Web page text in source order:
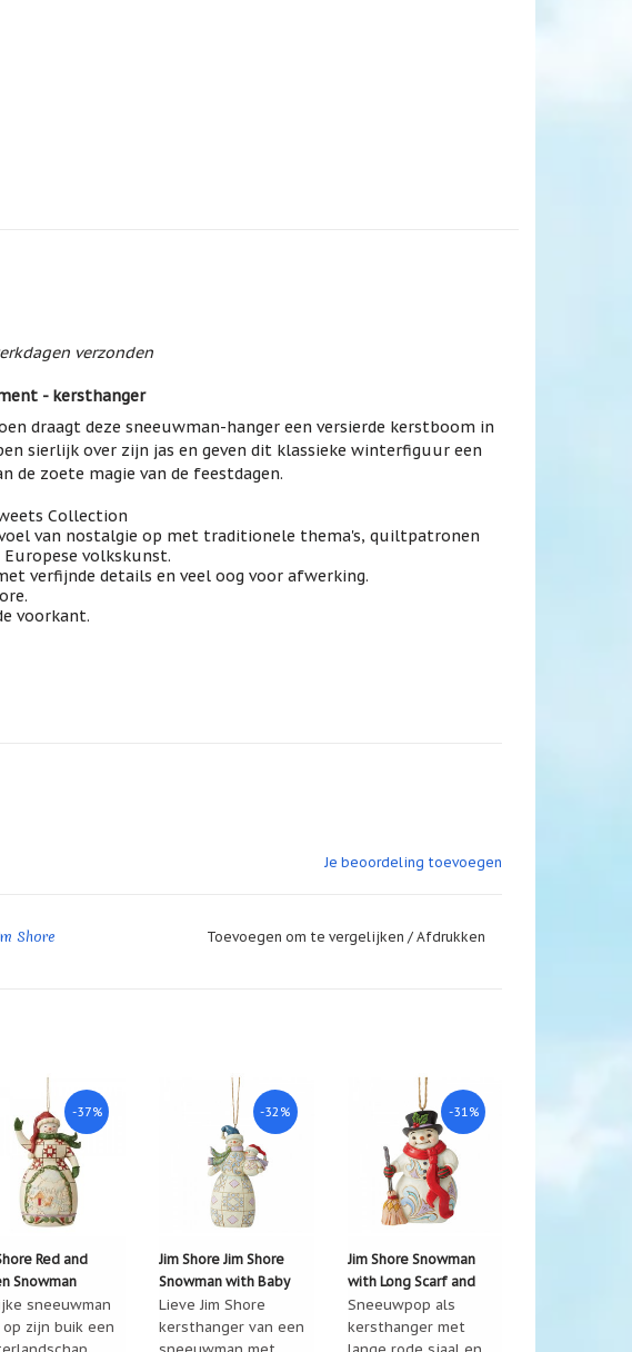
verzonden
- kersthanger
draagt deze sneeuwman-hanger een versierde kerstboom in
sierlijk over zijn jas en geven dit klassieke winterfiguur een
zoete magie van de feestdagen.
Collection
van nostalgie op met traditionele thema's, quiltpatronen
volkskunst.
verfijnde details en veel oog voor afwerking.
voorkant.
Je beoordeling toevoegen
Shore Toevoegen om te vergelijken / Afdrukken
-37%
Red and
Snowman
Ornament
sneeuwman
zijn buik een
-32%
Jim Shore Jim Shore
Snowman with Baby
kersthanger
Lieve Jim Shore
kersthanger van een
-31%
Jim Shore Snowman
with Long Scarf and
broom ornament
Sneeuwpop als
kersthanger met